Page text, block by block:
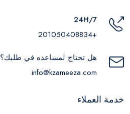
24H/7
+201050408834
هل تحتاج لمساعده في طلبك؟
info@kzameeza.com
خدمة العملاء